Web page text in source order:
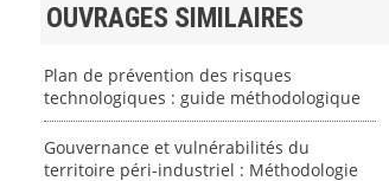
OUVRAGES SIMILAIRES
Plan de prévention des risques
technologiques : guide méthodologique
Gouvernance et vulnérabilités du
territoire péri-industriel : Méthodologie